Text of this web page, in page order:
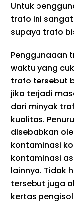
Untuk
trafo ini
supaya trafo
Penggunaaan
waktu yang
trafo tersebut
jika terjadi
dari minyak
kualitas.
disebabkan
kontaminasi
kontaminasi
lainnya. Tidak
tersebut juga
kertas